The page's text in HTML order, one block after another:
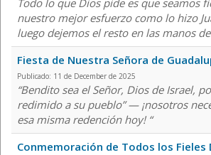
Todo lo que Dios pide es que seamos
nuestro mejor esfuerzo como lo hizo
luego dejemos el resto en las manos
Fiesta de Nuestra Señora de
Publicado: 11 de December de 2025
“Bendito sea el Señor, Dios de Israel,
redimido a su pueblo” — ¡nosotros
esa misma redención hoy! “
Conmemoración de Todos los